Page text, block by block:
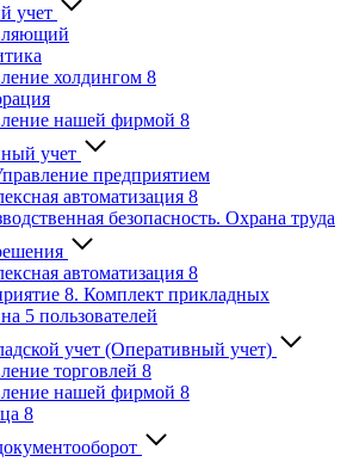
учет
холдингом 8
нашей фирмой 8
учет
предприятием
автоматизация 8
безопасность. Охрана труда
автоматизация 8
8. Комплект прикладных
5 пользователей
учет (Оперативный учет)
торговлей 8
нашей фирмой 8
8